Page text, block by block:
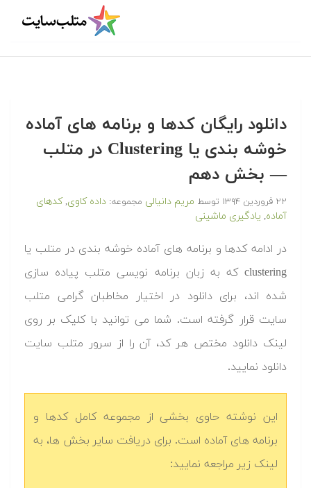
دانلود رایگان کدها و برنامه های آماده
خوشه بندی یا Clustering در متلب‬‬
— بخش دهم
۲۲ فروردین ۱۳۹۴ توسط مریم دانیالی مجموعه: داده کاوی,کدهای
آماده, یادگیری ماشینی
‫در ادامه کدها و برنامه های آماده خوشه بندی در متلب یا
clustering که به زبان برنامه نویسی متلب پیاده سازی
شده اند، برای دانلود در اختیار مخاطبان گرامی متلب
سایت قرار گرفته است. شما می توانید با کلیک بر روی
لینک دانلود مختص هر کد، آن را از سرور متلب سایت
دانلود نمایید.‬
این نوشته حاوی بخشی از مجموعه کامل کدها و
برنامه های آماده است. برای دریافت سایر بخش ها، به
لینک زیر مراجعه نمایید: